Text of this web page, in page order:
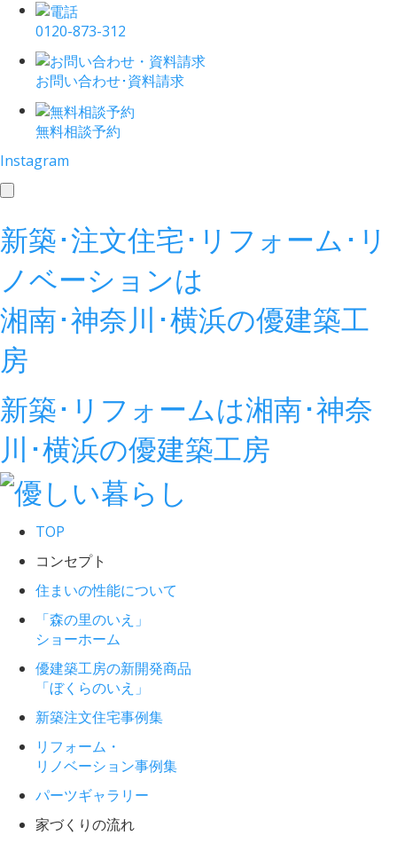
0120-873-312
お問い合わせ･資料請求
無料相談予約
Instagram
toggle
新築･注文住宅･リフォーム･リ
ノベーションは
湘南･神奈川･横浜の優建築工
房
新築･リフォームは湘南･神奈
川･横浜の優建築工房
TOP
コンセプト
住まいの性能について
「森の里のいえ」
ショーホーム
優建築工房の新開発商品
「ぼくらのいえ」
新築注文住宅事例集
リフォーム・
リノベーション事例集
パーツギャラリー
家づくりの流れ